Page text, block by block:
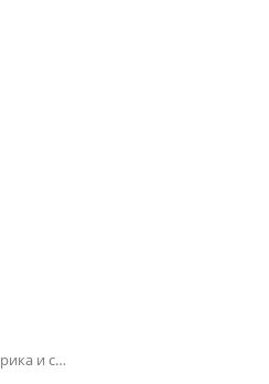
Электрика и свет